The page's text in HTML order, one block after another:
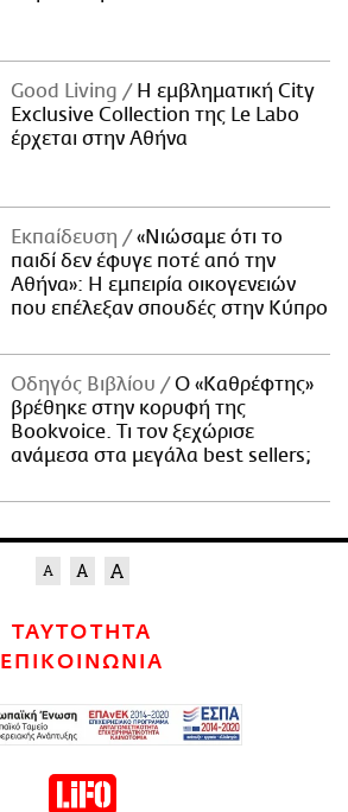
Good Living
Η εμβληματική City
Exclusive Collection της Le Labo
έρχεται στην Αθήνα
Εκπαίδευση
«Νιώσαμε ότι το
παιδί δεν έφυγε ποτέ από την
Αθήνα»: Η εμπειρία οικογενειών
που επέλεξαν σπουδές στην Κύπρο
Οδηγός Βιβλίου
Ο «Καθρέφτης»
βρέθηκε στην κορυφή της
Bookvoice. Τι τον ξεχώρισε
ανάμεσα στα μεγάλα best sellers;
ΤΑΥΤΟΤΗΤΑ
ΕΠΙΚΟΙΝΩΝΙΑ